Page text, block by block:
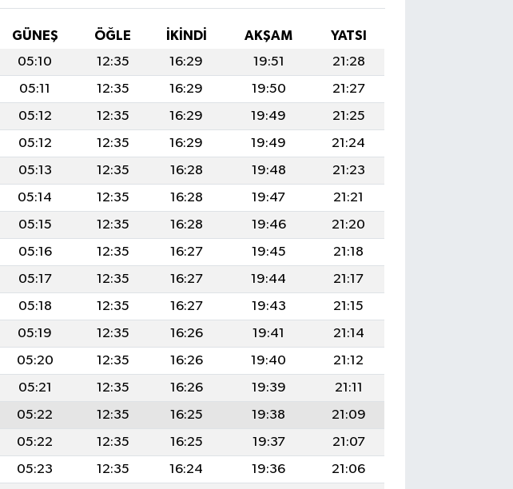
GÜNEŞ ÖĞLE İKINDI AKŞAM
YATSI
05:10 12:35 16:29 19:51
21:28
05:11 12:35 16:29 19:50
21:27
05:12 12:35 16:29 19:49
21:25
05:12 12:35 16:29 19:49
21:24
05:13 12:35 16:28 19:48
21:23
05:14 12:35 16:28 19:47
21:21
05:15 12:35 16:28 19:46
21:20
05:16 12:35 16:27 19:45
21:18
05:17 12:35 16:27 19:44
21:17
05:18 12:35 16:27 19:43
21:15
05:19 12:35 16:26 19:41
21:14
05:20 12:35 16:26 19:40
21:12
05:21 12:35 16:26 19:39
21:11
05:22 12:35 16:25 19:38
21:09
05:22 12:35 16:25 19:37
21:07
05:23 12:35 16:24 19:36
21:06